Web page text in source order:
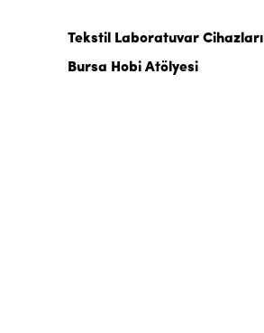
Tekstil Laboratuvar Cihazları
Bursa Hobi Atölyesi